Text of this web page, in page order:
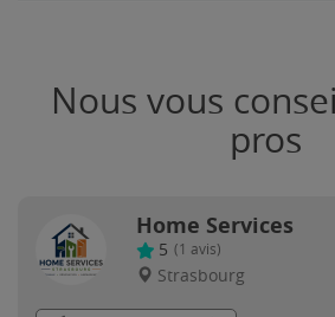
Nous vous
pros
Home Services
5 (1 avis)
Strasbourg